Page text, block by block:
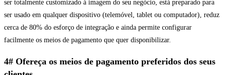
ser totalmente customizado à imagem do seu negócio, está preparado para
ser usado em qualquer dispositivo (telemóvel, tablet ou computador), reduz
cerca de 80% do esforço de integração e ainda permite configurar
facilmente os meios de pagamento que quer disponibilizar.
4# Ofereça os meios de pagamento preferidos dos seus